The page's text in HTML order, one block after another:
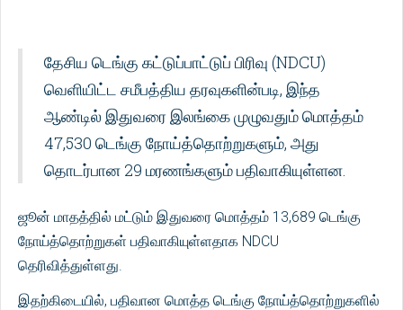
தேசிய டெங்கு கட்டுப்பாட்டுப் பிரிவு (NDCU)
வெளியிட்ட சமீபத்திய தரவுகளின்படி, இந்த
ஆண்டில் இதுவரை இலங்கை முழுவதும் மொத்தம்
47,530 டெங்கு நோய்த்தொற்றுகளும், அது
தொடர்பான 29 மரணங்களும் பதிவாகியுள்ளன.
ஜூன் மாதத்தில் மட்டும் இதுவரை மொத்தம் 13,689 டெங்கு
நோய்த்தொற்றுகள் பதிவாகியுள்ளதாக NDCU
தெரிவித்துள்ளது.
இதற்கிடையில், பதிவான மொத்த டெங்கு நோய்த்தொற்றுகளில்